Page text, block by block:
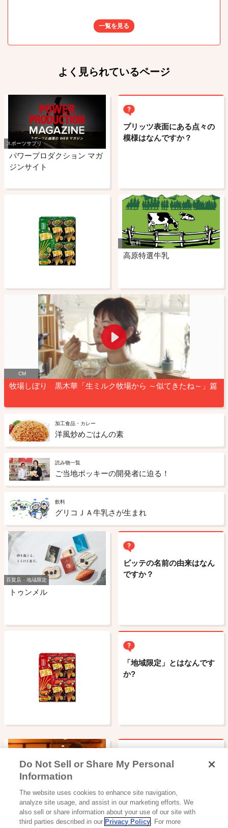
一覧を見る
よく見られているページ
スポーツサプリ
パワープロダクション マガ
ジンサイト
プリッツ表面にある点々の
模様はなんですか？
飲料
高原特選牛乳
CM
牧場しぼり 黒木華「生ミルク牧場から ～似てきたね～」篇
加工食品・カレー
洋風炒めごはんの素
読み物一覧
ご当地ポッキーの開発者に迫る！
飲料
グリコＪＡ牛乳さが生まれ
百貨店・地域限定
トゥンメル
ビッテの名前の由来はなん
ですか？
「地域限定」とはなんです
か?
苦悩！？努力！？開発担当
者のホンネとは
プリッツの「ロースト」味
か？
Do Not Sell or Share My Personal
Information
The website uses cookies to enhance site navigation,
analyze site usage, and assist in our marketing efforts. We
also sell or share information about your use of our site with
third parties described in our Privacy Policy. For more